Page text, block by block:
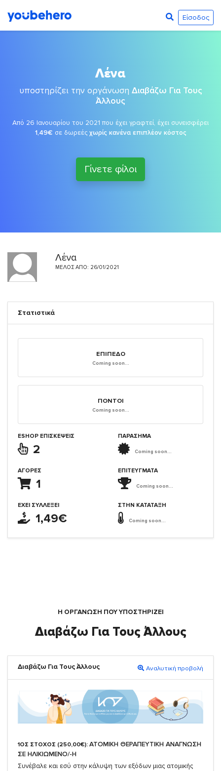
Είσοδος
Λένα
υποστηρίζει την οργάνωση Διαβάζω Για Τους
Άλλους
Από 26 Ιανουαρίου του 2021 που έχει γραφτεί, έχει συνεισφέρει
1,49€ σε δωρεές χωρίς κανένα επιπλέον κόστος
Γίνετε φίλοι
Λένα
ΜΈΛΟΣ ΑΠΌ: 26/01/2021
Στατιστικά
ΕΠΊΠΕΔΟ
Coming soon...
ΠΌΝΤΟΙ
Coming soon...
ESHOP ΕΠΙΣΚΈΨΕΙΣ
2
ΑΓΟΡΈΣ
1
ΈΧΕΙ ΣΥΛΛΈΞΕΙ
1,49€
ΠΑΡΑΣΗΜΑ
Coming soon...
ΕΠΙΤΕΎΓΜΑΤΑ
Coming soon...
ΣΤΗΝ ΚΑΤΆΤΑΞΗ
Coming soon...
Η ΟΡΓΆΝΩΣΗ ΠΟΥ ΥΠΟΣΤΗΡΙΖΕΙ
Διαβάζω Για Τους Άλλους
Διαβάζω Για Τους Άλλους Αναλυτική προβολή
1ΟΣ ΣΤΟΧΟΣ (250,00€): ΑΤΟΜΙΚΗ ΘΕΡΑΠΕΥΤΙΚΗ ΑΝΑΓΝΩΣΗ
ΣΕ ΗΛΙΚΙΩΜΕΝΟ/-Η
Συνέβαλε και εσύ στην κάλυψη των εξόδων μιας ατομικής